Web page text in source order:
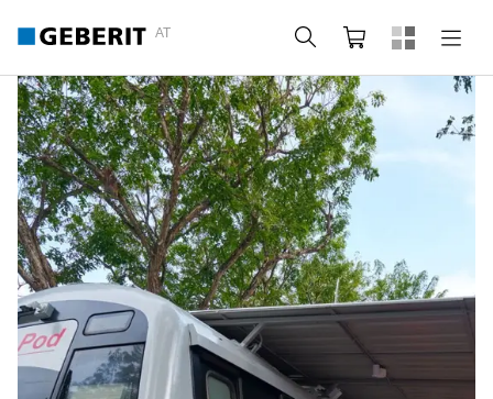
AT Suche Warenkorb